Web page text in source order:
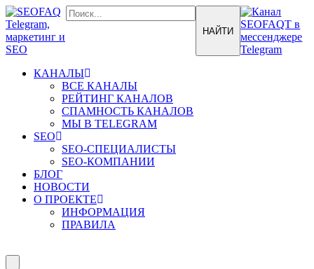
КАНАЛЫ
ВСЕ КАНАЛЫ
РЕЙТИНГ КАНАЛОВ
СПАМНОСТЬ КАНАЛОВ
МЫ В TELEGRAM
SEO
SEO-СПЕЦИАЛИСТЫ
SEO-КОМПАНИИ
БЛОГ
НОВОСТИ
О ПРОЕКТЕ
ИНФОРМАЦИЯ
ПРАВИЛА